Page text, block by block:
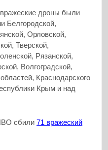
дроны были
Белгородской,
Орловской,
Тверской,
Рязанской,
Волгоградской,
Краснодарского
Крым и над
сбили71 вражеский